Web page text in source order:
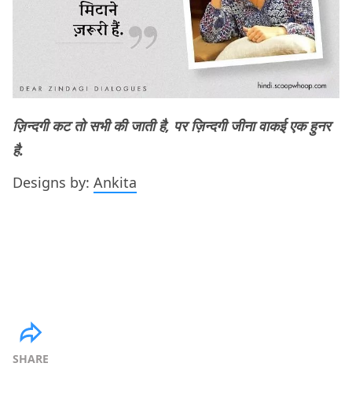
ज़िन्दगी कट तो सभी की जाती है, पर ज़िन्दगी जीना वाकई एक हुनर
है.
Designs by: Ankita
SHARE